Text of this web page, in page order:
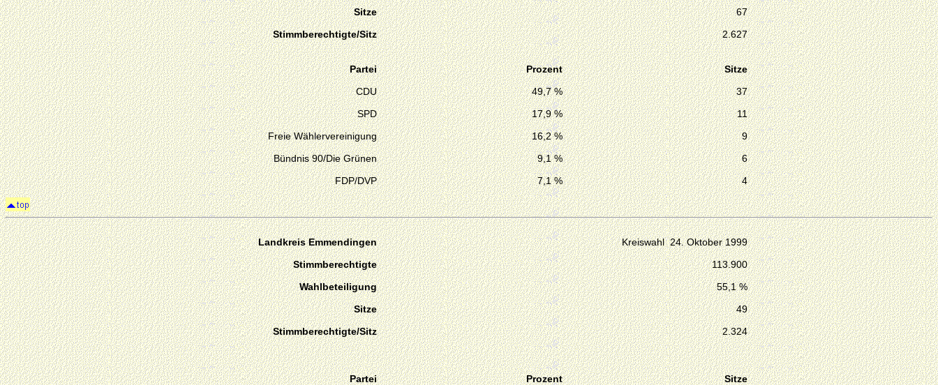
Sitze
67
Stimmberechtigte/Sitz
2.627
Partei Prozent
Sitze
CDU
49,7 %
37
SPD
17,9 %
11
Freie Wählervereinigung
16,2 %
9
Bündnis 90/Die Grünen
9,1 %
6
FDP/DVP
7,1 % 4
Landkreis Emmendingen
Kreiswahl 24. Oktober 1999
Stimmberechtigte
113.900
Wahlbeteiligung
55,1 %
Sitze
49
Stimmberechtigte/Sitz
2.324
Partei Prozent
Sitze